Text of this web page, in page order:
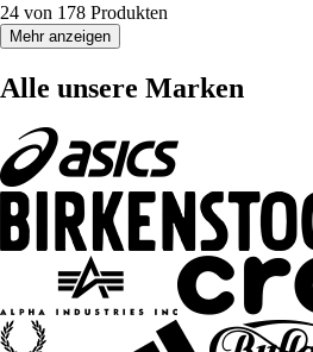
24 von 178 Produkten
Mehr anzeigen
Alle unsere Marken